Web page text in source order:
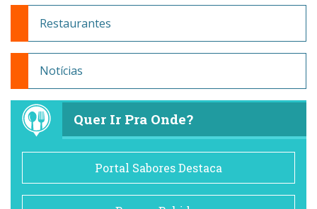
Restaurantes
Notícias
Quer Ir Pra Onde?
Portal Sabores Destaca